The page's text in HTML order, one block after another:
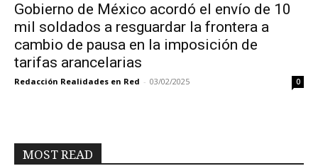
Gobierno de México acordó el envío de 10
mil soldados a resguardar la frontera a
cambio de pausa en la imposición de
tarifas arancelarias
Redacción Realidades en Red - 03/02/2025 0
MOST READ